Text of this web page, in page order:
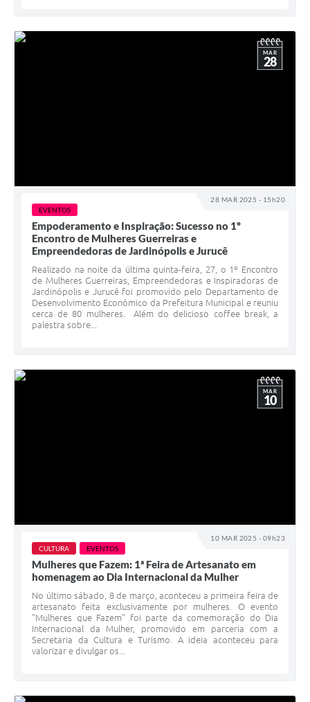
28 MAR 2025 - 15h20
MAR
28
EVENTOS
Empoderamento e Inspiração: Sucesso no 1º
Encontro de Mulheres Guerreiras e
Empreendedoras de Jardinópolis e Jurucê
Realizado na noite da última quinta-feira, 27, o 1º Encontro
de Mulheres Guerreiras, Empreendedoras e Inspiradoras de
Jardinópolis e Jurucê foi promovido pelo Departamento de
Desenvolvimento Econômico da Prefeitura Municipal e reuniu
cerca de 80 mulheres. Além do delicioso coffee break, a
palestra sobre...
10 MAR 2025 - 09h23
MAR
10
CULTURA EVENTOS
Mulheres que Fazem: 1ª Feira de Artesanato em
homenagem ao Dia Internacional da Mulher
No último sábado, 8 de março, aconteceu a primeira feira de
artesanato feita exclusivamente por mulheres. O evento
"Mulheres que Fazem" foi parte da comemoração do Dia
Internacional da Mulher, promovido em parceria com a
Secretaria da Cultura e Turismo. A ideia aconteceu para
valorizar e divulgar os...